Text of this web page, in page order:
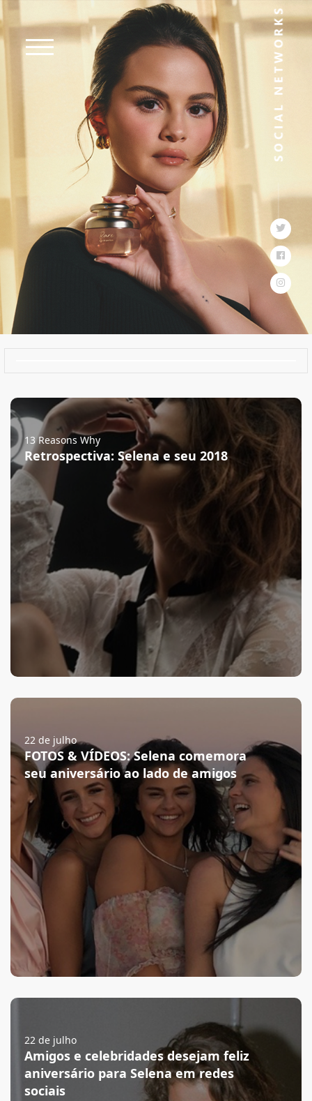
13 Reasons Why
Retrospectiva: Selena e seu 2018
22 de julho
FOTOS & VÍDEOS: Selena comemora
seu aniversário ao lado de amigos
22 de julho
Amigos e celebridades desejam feliz
aniversário para Selena em redes
sociais